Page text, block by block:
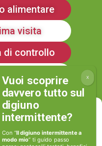
tecnologie come i cookie
del dispositivo. Il
alimentare
visita
di controllo
Con “Il digiuno intermittente a
modo mio” ti guido passo